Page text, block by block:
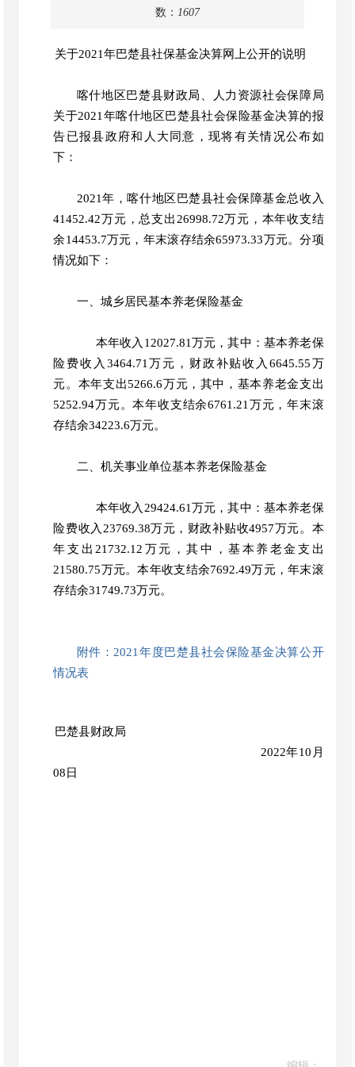
数： 1607
关于2021年巴楚县社保基金决算网上公开的说明
喀什地区巴楚县财政局、人力资源社会保障局
关于2021年喀什地区巴楚县社会保险基金决算的报
告已报县政府和人大同意，现将有关情况公布如
下：
2021年，喀什地区巴楚县社会保障基金总收入
41452.42万元，总支出26998.72万元，本年收支结
余14453.7万元，年末滚存结余65973.33万元。分项
情况如下：
一、 城乡居民基本养老保险基金
本年收入 12027.81万元，其中：基本养老保
险费收入3464.71万元，财政补贴收入6645.55万
元。本年支出5266.6万元，其中，基本养老金支出
5252.94万元。本年收支结余6761.21万元，年末滚
存结余34223.6万元。
二、 机关事业单位基本养老保险基金
本年收入 29424.61万元，其中：基本养老保
险费收入23769.38万元，财政补贴收4957万元。本
年支出21732.12万元，其中，基本养老金支出
21580.75万元。本年收支结余7692.49万元，年末滚
存结余31749.73万元。
附件： 2021年度巴楚县社会保险基金决算公开
情况表
巴楚县财政局
2022年10月
08日